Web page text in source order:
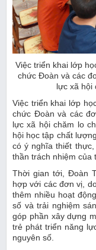
Việc triển khai lớp
chức Đoàn và các
lực xã hội
Việc triển khai lớp
chức Đoàn và các
lực xã hội chăm lo
hội học tập chất
có ý nghĩa thiết
thần trách nhiệm của
Thời gian tới, Đoàn
hợp với các đơn vị,
thêm nhiều hoạt
số và trải nghiệm
góp phần xây dựng
trẻ phát triển năng
nguyên số.